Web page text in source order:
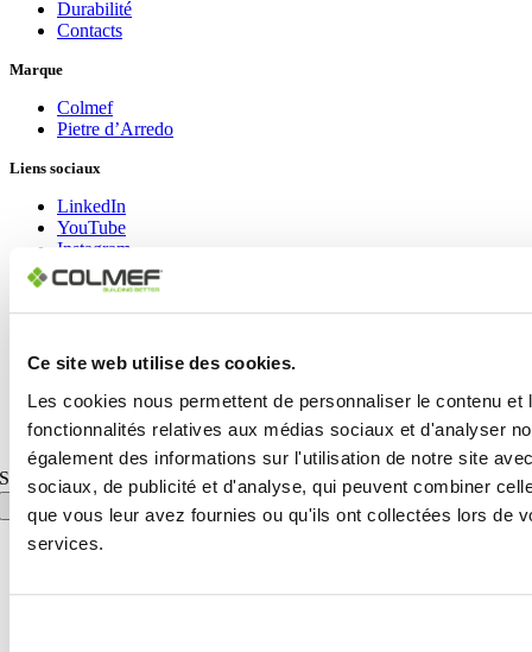
Ce site web utilise des cookies.
Les cookies nous permettent de personnaliser le contenu
fonctionnalités relatives aux médias sociaux et d'analyser
également des informations sur l'utilisation de notre site
sociaux, de publicité et d'analyse, qui peuvent combiner
que vous leur avez fournies ou qu'ils ont collectées lors de
services.
Durabilité
Contacts
Marque
Colmef
Pietre d’Arredo
Liens sociaux
LinkedIn
YouTube
Instagram
Facebook
Copyright © 2024 Colmef srl | P.IVA 00635770548 |Area Privacy|
Design: Lorenzo Appolloni
Toggle Sliding Bar Area
Page load link
Search for:
Le Groupe